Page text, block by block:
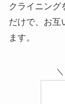
クライニング
だけで、お互
ます。